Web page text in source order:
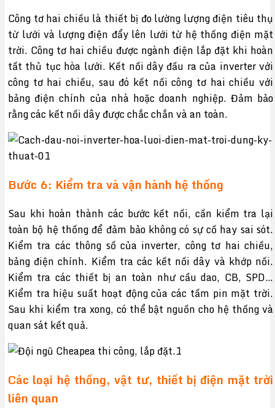
Công tơ hai chiều là thiết bị đo lường lượng điện tiêu thụ
từ lưới và lượng điện đẩy lên lưới từ hệ thống điện mặt
trời. Công tơ hai chiều được ngành điện lắp đặt khi hoàn
tất thủ tục hòa lưới. Kết nối dây đầu ra của inverter với
công tơ hai chiều, sau đó kết nối công tơ hai chiều với
bảng điện chính của nhà hoặc doanh nghiệp. Đảm bảo
rằng các kết nối dây được chắc chắn và an toàn.
Bước 6: Kiểm tra và vận hành hệ thống
Sau khi hoàn thành các bước kết nối, cần kiểm tra lại
toàn bộ hệ thống để đảm bảo không có sự cố hay sai sót.
Kiểm tra các thông số của inverter, công tơ hai chiều,
bảng điện chính. Kiểm tra các kết nối dây và khớp nối.
Kiểm tra các thiết bị an toàn như cầu dao, CB, SPD…
Kiểm tra hiệu suất hoạt động của các tấm pin mặt trời.
Sau khi kiểm tra xong, có thể bật nguồn cho hệ thống và
quan sát kết quả.
Các loại hệ thống, vật tư, thiết bị điện mặt trời
liên quan